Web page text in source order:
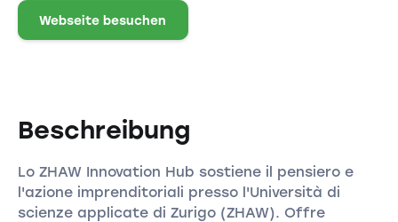
Webseite besuchen
Beschreibung
Lo ZHAW Innovation Hub sostiene il pensiero e
l'azione imprenditoriali presso l'Università di
scienze applicate di Zurigo (ZHAW). Offre